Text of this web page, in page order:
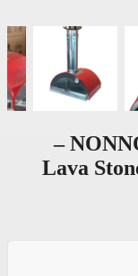
טאבון גז אדום NONNO LILLO RED –